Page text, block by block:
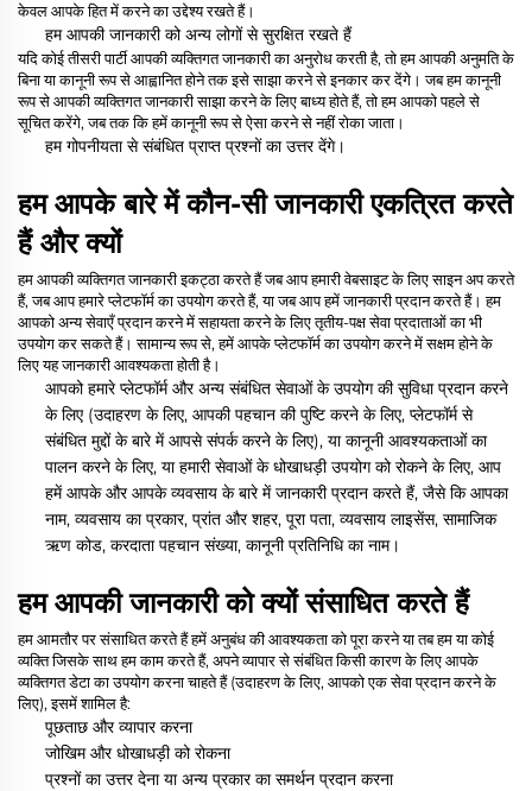
केवल आपके हित में करने का उद्देश्य रखते हैं।
हम आपकी जानकारी को अन्य लोगों से सुरक्षित रखते हैं
यदि कोई तीसरी पार्टी आपकी व्यक्तिगत जानकारी का अनुरोध करती है, तो हम आपकी अनुमति के
बिना या कानूनी रूप से आह्वानित होने तक इसे साझा करने से इनकार कर देंगे। जब हम कानूनी
रूप से आपकी व्यक्तिगत जानकारी साझा करने के लिए बाध्य होते हैं, तो हम आपको पहले से
सूचित करेंगे, जब तक कि हमें कानूनी रूप से ऐसा करने से नहीं रोका जाता।
हम गोपनीयता से संबंधित प्राप्त प्रश्नों का उत्तर देंगे।
हम आपके बारे में कौन-सी जानकारी एकत्रित करते
हैं और क्यों
हम आपकी व्यक्तिगत जानकारी इकट्ठा करते हैं जब आप हमारी वेबसाइट के लिए साइन अप करते
हैं, जब आप हमारे प्लेटफॉर्म का उपयोग करते हैं, या जब आप हमें जानकारी प्रदान करते हैं। हम
आपको अन्य सेवाएँ प्रदान करने में सहायता करने के लिए तृतीय-पक्ष सेवा प्रदाताओं का भी
उपयोग कर सकते हैं। सामान्य रूप से, हमें आपके प्लेटफॉर्म का उपयोग करने में सक्षम होने के
लिए यह जानकारी आवश्यकता होती है।
आपको हमारे प्लेटफॉर्म और अन्य संबंधित सेवाओं के उपयोग की सुविधा प्रदान करने
के लिए (उदाहरण के लिए, आपकी पहचान की पुष्टि करने के लिए, प्लेटफॉर्म से
संबंधित मुद्दों के बारे में आपसे संपर्क करने के लिए), या कानूनी आवश्यकताओं का
पालन करने के लिए, या हमारी सेवाओं के धोखाधड़ी उपयोग को रोकने के लिए, आप
हमें आपके और आपके व्यवसाय के बारे में जानकारी प्रदान करते हैं, जैसे कि आपका
नाम, व्यवसाय का प्रकार, प्रांत और शहर, पूरा पता, व्यवसाय लाइसेंस, सामाजिक
ऋण कोड, करदाता पहचान संख्या, कानूनी प्रतिनिधि का नाम।
हम आपकी जानकारी को क्यों संसाधित करते हैं
हम आमतौर पर संसाधित करते हैंहमें अनुबंध की आवश्यकता को पूरा करने या तब हम या कोई
व्यक्ति जिसके साथ हम काम करते हैं, अपने व्यापार से संबंधित किसी कारण के लिए आपके
व्यक्तिगत डेटा का उपयोग करना चाहते हैं (उदाहरण के लिए, आपको एक सेवा प्रदान करने के
लिए), इसमें शामिल है:
पूछताछ और व्यापार करना
जोखिम और धोखाधड़ी को रोकना
प्रश्नों का उत्तर देना या अन्य प्रकार का समर्थन प्रदान करना